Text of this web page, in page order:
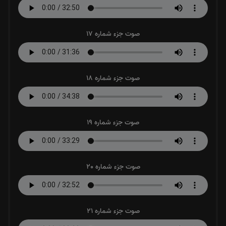
صوت جزء شماره 17
صوت جزء شماره 18
صوت جزء شماره 19
صوت جزء شماره 20
صوت جزء شماره 21